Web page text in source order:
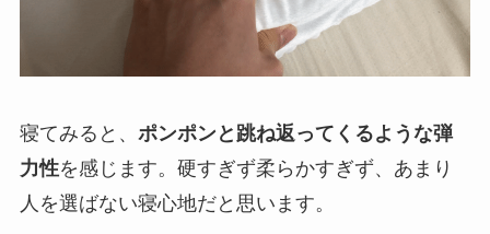
寝てみると、 ポンポンと跳ね返ってくるような弾
力性を感じます。硬すぎず柔らかすぎず、あまり
人を選ばない寝心地だと思います。